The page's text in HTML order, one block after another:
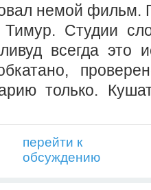
немой
Студии
всегда это
только.
перейти к
обсуждению